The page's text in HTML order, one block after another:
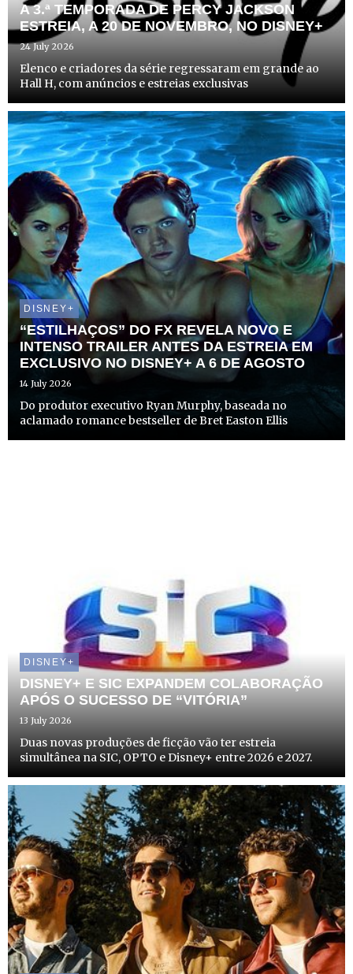
A 3.ª TEMPORADA DE PERCY JACKSON
ESTREIA, A 20 DE NOVEMBRO, NO DISNEY+
24 July 2026
Elenco e criadores da série regressaram em grande ao
Hall H, com anúncios e estreias exclusivas
DISNEY+
“ESTILHAÇOS” DO FX REVELA NOVO E
INTENSO TRAILER ANTES DA ESTREIA EM
EXCLUSIVO NO DISNEY+ A 6 DE AGOSTO
14 July 2026
Do produtor executivo Ryan Murphy, baseada no
aclamado romance bestseller de Bret Easton Ellis
DISNEY+
DISNEY+ E SIC EXPANDEM COLABORAÇÃO
APÓS O SUCESSO DE “VITÓRIA”
13 July 2026
Duas novas produções de ficção vão ter estreia
simultânea na SIC, OPTO e Disney+ entre 2026 e 2027.